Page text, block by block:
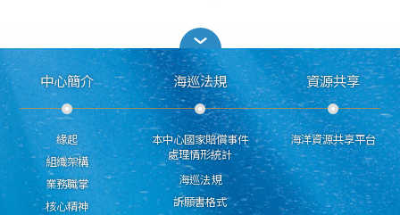
中心簡介
緣起
組織架構
業務職掌
核心精神
海巡法規
本中心國家賠償事件
處理情形統計
海巡法規
訴願書格式
資源共享
海洋資源共享平台